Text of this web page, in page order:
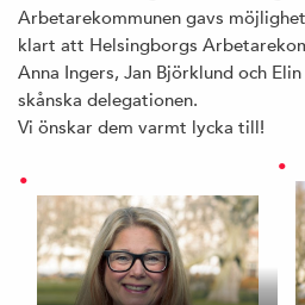
Arbetarekommunen gavs
klart att Helsingborgs
Anna Ingers, Jan Björklund och
skånska delegationen.
Vi önskar dem varmt lycka till!